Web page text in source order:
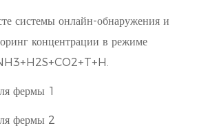
системы онлайн-обнаружения и
концентрации в режиме